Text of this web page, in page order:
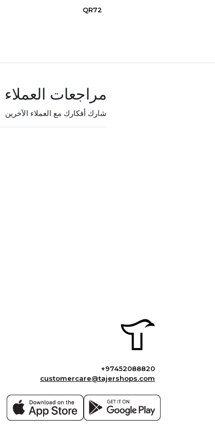
QR72
مراجعات العملاء
شارك أفكارك مع العملاء الآخرين
+97452088820
customercare@tajershops.com